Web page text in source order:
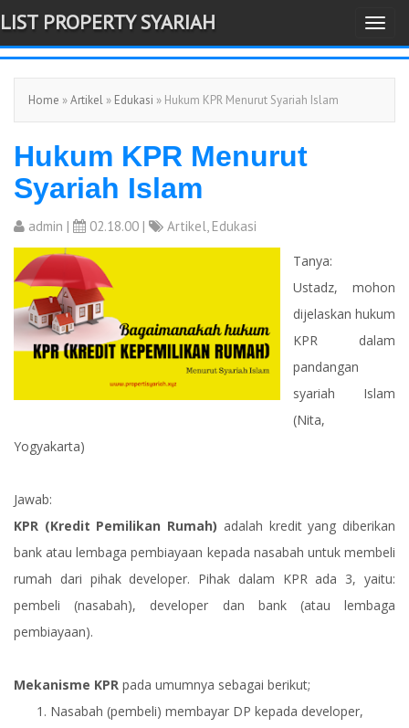
-->
T
o
g
l
t
i
n
LIST PROPERTY SYARIAH
Home »Artikel » Edukasi » Hukum KPR Menurut Syariah Islam
Hukum KPR Menurut
Syariah Islam
admin | 02.18.00 | Artikel, Edukasi
Tanya:
Ustadz, mohon
dijelaskan hukum
KPR dalam
pandangan
syariah Islam
(Nita,
Yogyakarta)
Jawab:
KPR (Kredit Pemilikan Rumah) adalah kredit yang diberikan
bank atau lembaga pembiayaan kepada nasabah untuk membeli
rumah dari pihak developer. Pihak dalam KPR ada 3, yaitu:
pembeli (nasabah), developer dan bank (atau lembaga
pembiayaan).
Mekanisme KPR pada umumnya sebagai berikut;
Nasabah (pembeli) membayar DP kepada developer,